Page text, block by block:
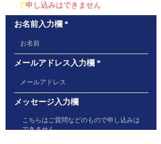
で申し込みはできません
お名前入力欄
メールアドレス入力欄
メッセージ入力欄